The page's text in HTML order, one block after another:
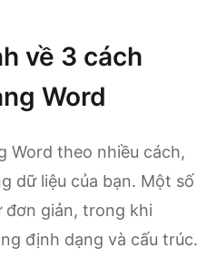
về 3 cách
Word
Word theo nhiều cách,
dữ liệu của bạn. Một số
đơn giản, trong khi
định dạng và cấu trúc.